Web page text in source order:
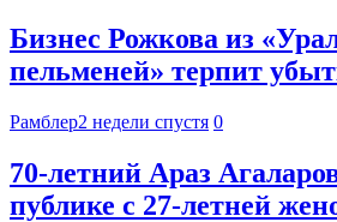
Бизнес Рожкова из
пельменей» терпит
Рамблер2 недели спустя 0
70-летний Араз
публике с 27-летней